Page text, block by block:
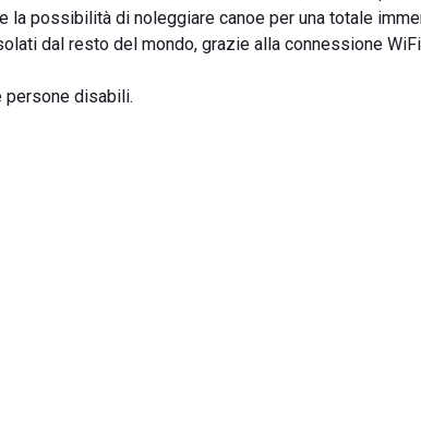
la possibilità di noleggiare canoe per una totale
dal resto del mondo, grazie alla connessione
persone disabili.